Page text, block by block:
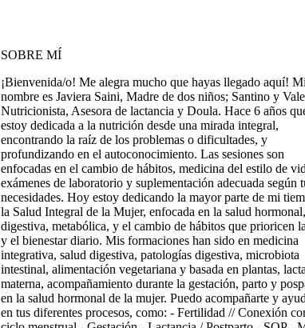
SOBRE MÍ
¡Bienvenida/o! Me alegra mucho que hayas llegado aquí!
nombre es Javiera Saini, Madre de dos niños; Santino y
Nutricionista, Asesora de lactancia y Doula. Hace 6 años
estoy dedicada a la nutrición desde una mirada integral,
encontrando la raíz de los problemas o dificultades, y
profundizando en el autoconocimiento. Las sesiones son
enfocadas en el cambio de hábitos, medicina del estilo de
exámenes de laboratorio y suplementación adecuada según
necesidades. Hoy estoy dedicando la mayor parte de mi
la Salud Integral de la Mujer, enfocada en la salud hormonal,
digestiva, metabólica, y el cambio de hábitos que prioricen
y el bienestar diario. Mis formaciones han sido en medicina
integrativa, salud digestiva, patologías digestiva, microbiota
intestinal, alimentación vegetariana y basada en plantas,
materna, acompañamiento durante la gestación, parto y
en la salud hormonal de la mujer. Puedo acompañarte y
en tus diferentes procesos, como: - Fertilidad // Conexión